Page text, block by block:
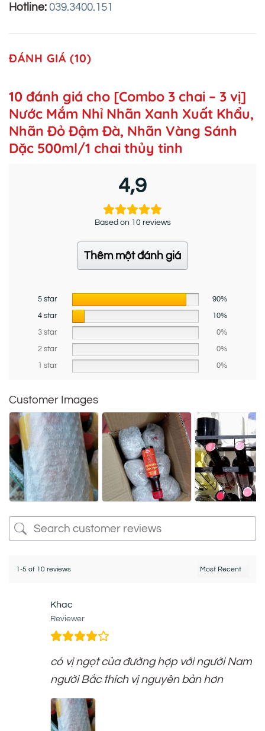
Hotline: 039.3400.151
ĐÁNH GIÁ (10)
10 đánh giá cho [Combo 3 chai – 3 vị]
Nước Mắm Nhỉ Nhãn Xanh Xuất Khẩu,
Nhãn Đỏ Đậm Đà, Nhãn Vàng Sánh
Dặc 500ml/1 chai thủy tinh
4,9
Based on 10 reviews
Thêm một đánh giá
5 star 90%
4 star 10%
3 star 0%
2 star 0%
1 star 0%
Customer Images
1-5 of 10 reviews
Khac
Reviewer
có vị ngọt của đường hợp với người Nam
người Bắc thích vị nguyên bản hơn